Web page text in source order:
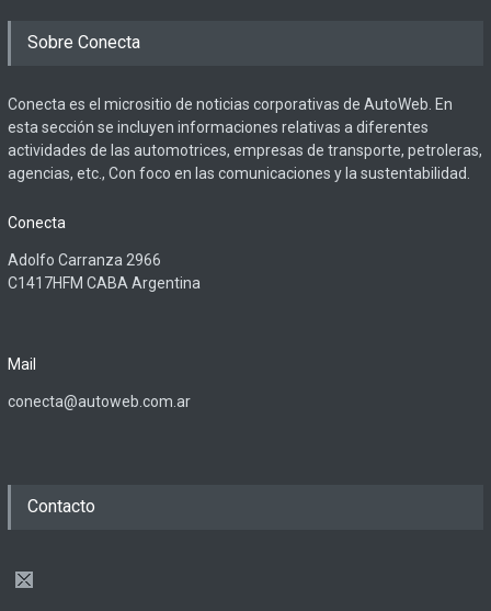
Sobre Conecta
Conecta es el micrositio de noticias corporativas de AutoWeb. En
esta sección se incluyen informaciones relativas a diferentes
actividades de las automotrices, empresas de transporte, petroleras,
agencias, etc., Con foco en las comunicaciones y la sustentabilidad.
Conecta
Adolfo Carranza 2966
C1417HFM CABA Argentina
Mail
conecta@autoweb.com.ar
Contacto